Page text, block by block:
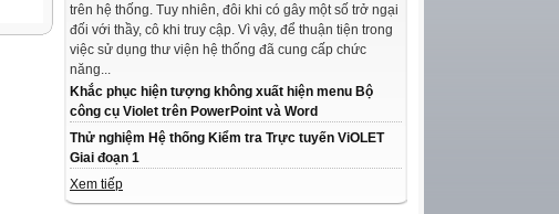
trên hệ thống. Tuy nhiên, đôi khi có gây một số trở ngại
đối với thầy, cô khi truy cập. Vì vậy, để thuận tiện trong
việc sử dụng thư viện hệ thống đã cung cấp chức
năng...
Khắc phục hiện tượng không xuất hiện menu Bộ
công cụ Violet trên PowerPoint và Word
Thử nghiệm Hệ thống Kiểm tra Trực tuyến ViOLET
Giai đoạn 1
Xem tiếp